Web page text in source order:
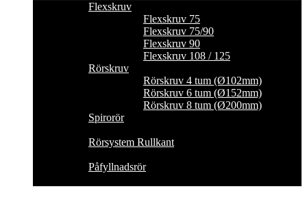
Flexskruv
Flexskruv 75
Flexskruv 75/90
Flexskruv 90
Flexskruv 108 / 125
Rörskruv
Rörskruv 4 tum (Ø102mm)
Rörskruv 6 tum (Ø152mm)
Rörskruv 8 tum (Ø200mm)
Spirorör
Rörsystem Rullkant
Påfyllnadsrör